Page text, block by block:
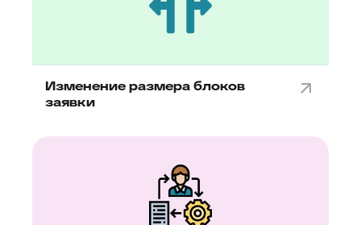
Изменение размера блоков
заявки